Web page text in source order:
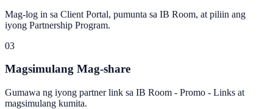
Mag-log in sa Client Portal, pumunta sa IB Room, at piliin ang
iyong Partnership Program.
03
Magsimulang Mag-share
Gumawa ng iyong partner link sa IB Room - Promo - Links at
magsimulang kumita.